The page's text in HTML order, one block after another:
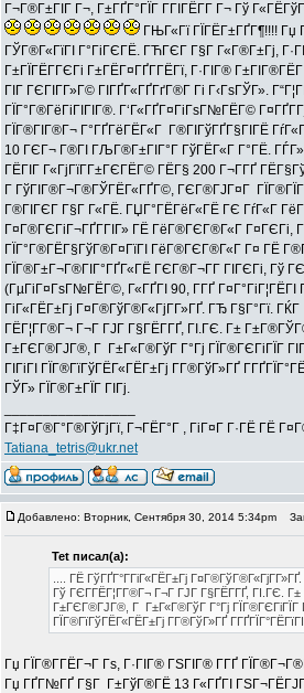
Г¬Г®Г±ГІГ Г¬, Г±ГҐГ°ГЇГ Г­ГІГЁГ­Г Г¬ Гў
ГЊГ«Гї ГЇГЁГ±ГҐГ¶!!!! Гџ
ГЎГ®Г«ГїГІ Г°ГіГЄГЁ. ГЋГЄГ Г§Г Г«Г®Г±Гј,
Г±ГЇГЁГ­ГЄГі Г±ГЁГ¤ГҐГ­ГЁГї, Г·ГІГ®
ГІГ ГЄГІГ­Г»Г© ГІГҐГ«ГҐГґГ®Г­ Гі Г‹ГѕГЎГ».
ГЇГ°Г®ГёГіГІГІГ®. Г‘Г«ГҐГ¤ГіГѕГ№ГЁГ©
ГЇГ®ГІГ®Г¬ Г°ГҐГёГЁГ«Г Г®ГІГўГҐГ§ГІГЁ
10 ГЄГ¬ Г®ГІ ГЉГ®Г±ГІГ°Г ГўГЁГ«Г Г°ГЁ.
ГЁГІГ Г«ГјГїГ­Г±ГЄГЁГ© ГЁГ§ 200 Г¬Г­ГҐ
Г ГўГІГ®Г¬Г®ГЎГЁГ«ГҐГ©, ГЄГ®ГЈГ¤Г
Г®ГІГЄГ Г§Г Г«ГЁ. ГЏГ°ГЁГёГ«ГЁ ГЄ ГѓГ«Г
Г¤Г®ГЄГіГ¬ГҐГ­ГІГ» ГЁ ГёГ®ГЄГ®Г«Г Г¤ГЄГі,
ГЇГ°Г®ГЁГ§ГўГ®Г¤ГїГІ ГёГ®ГЄГ®Г«Г Г¤ ГЁ
ГЇГ®Г±Г¬Г®ГІГ°ГҐГ«ГЁ ГЄГ®Г¬Г­Г ГІГЄГі, Гў
(ГµГіГ¤ГѕГ№ГЁГ©, Г«ГҐГІ 90, Г­ГҐ
ГіГ«ГЁГ±Гј Г¤Г®ГўГ®Г«ГјГ­Г»ГҐ. ГЂ Г§Г°Гї.
ГЁГ¦Г­Г®Г¬ Г¬Г ГЈГ Г§ГЁГ­ГҐ, ГІ.ГЄ. Г±
Г±ГЄГ®ГЈГ®, Г Г±Г«Г®ГўГ Г°Гј ГЇГ®ГЄГіГЇГ
ГІГіГІ ГЇГ®ГїГўГЁГ«ГЁГ±Гј Г­Г®ГўГ»ГҐ
ГЎГ» ГЇГ®Г±ГЇГ ГІГј.
Г‡Г¤Г®Г°Г®ГўГјГї, Г¬ГЁГ°Г , ГіГ¤Г Г·ГЁ ГЁ
Tatiana_tetris@ukr.net
Добавлено: Вторник, Сентября 30, 2014 5:34pm
Tet писал(а):
.... ГЁ ГўГҐГ°Г­ГіГ«ГЁГ±Гј
Гў ГЄГ­ГЁГ¦Г­Г®Г¬ Г¬Г ГЈГ Г§ГЁГ­ГҐ, ГІ.ГЄ.
Г±ГЄГ®ГЈГ®, Г Г±Г«Г®ГўГ Г°Гј ГЇГ®ГЄГіГЇГ
ГЇГ®ГїГўГЁГ«ГЁГ±Гј Г­Г®ГўГ»ГҐ
Гџ ГЇГ®Г­ГЁГ¬Г Гѕ, Г·ГІГ® ГЅГІГ® Г­ГҐ
Гџ ГҐГ№ГҐ Г§Г Г±ГўГ®ГЁ 13 Г«ГҐГІ